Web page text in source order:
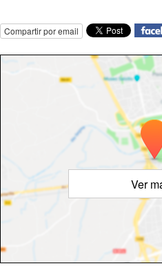
Compartir por email
Ver